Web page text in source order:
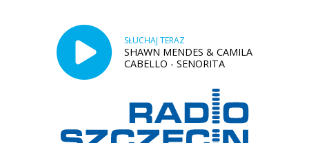
SŁUCHAJ TERAZ
SHAWN MENDES & CAMILA
CABELLO - SENORITA